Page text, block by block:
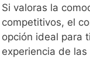
Si valoras la
competitivos, el
opción ideal para
experiencia de